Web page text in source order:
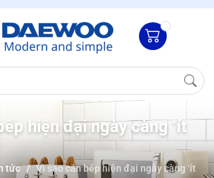
hiện đại ngày càng ‘ít
tức / Vì sao căn bếp hiện đại ngày càng ‘ít